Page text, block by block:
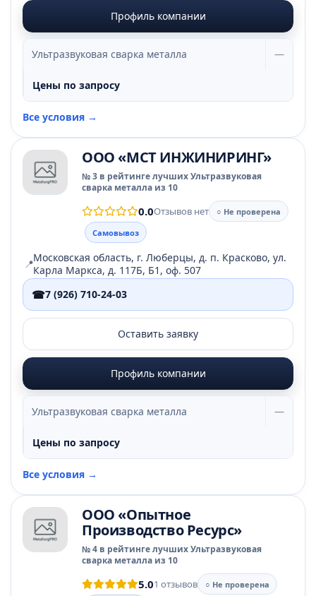
Профиль компании
Ультразвуковая сварка металла —
Цены по запросу
Все условия →
ООО «МСТ ИНЖИНИРИНГ»
№ 3 в рейтинге лучших Ультразвуковая
сварка металла из 10
0.0Отзывов нет
○ Не проверена
Самовывоз
📍Московская область, г. Люберцы, д. п. Красково, ул.
Карла Маркса, д. 117Б, Б1, оф. 507
☎7 (926) 710-24-03
Оставить заявку
Профиль компании
Ультразвуковая сварка металла —
Цены по запросу
Все условия →
ООО «Опытное
Производство Ресурс»
№ 4 в рейтинге лучших Ультразвуковая
сварка металла из 10
5.01 отзывов ○ Не проверена